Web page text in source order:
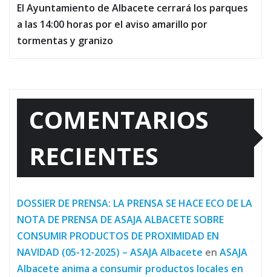
El Ayuntamiento de Albacete cerrará los parques
a las 14:00 horas por el aviso amarillo por
tormentas y granizo
COMENTARIOS
RECIENTES
DOSSIER DE PRENSA: LA PRENSA SE HACE ECO DE LA
NOTA DE PRENSA DE ASAJA ALBACETE SOBRE
CONSUMIR PRODUCTOS DE PROXIMIDAD EN
NAVIDAD (05-12-2025) – ASAJA Albacete en ASAJA
Albacete anima a consumir productos locales en